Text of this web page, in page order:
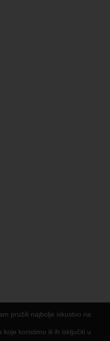
pružili najbolje iskustvo na
koje koristimo ili ih isključiti u